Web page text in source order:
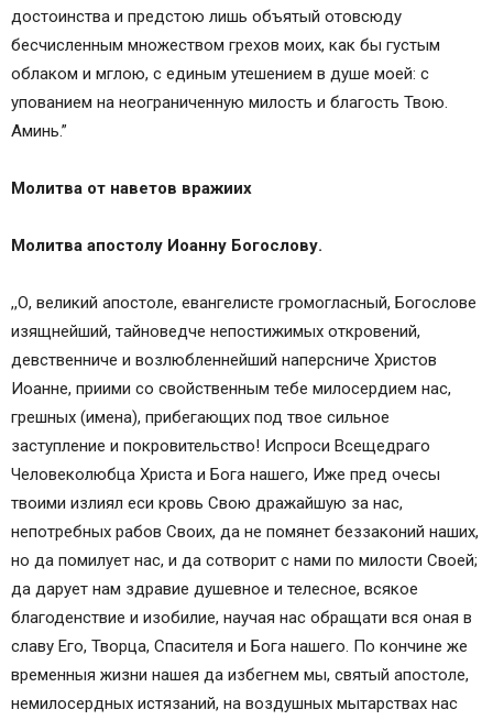
достоинства и предстою лишь объятый отовсюду
бесчисленным множеством грехов моих, как бы густым
облаком и мглою, с единым утешением в душе моей: с
упованием на неограниченную милость и благость Твою.
Аминь.”
Молитва от наветов вражиих
Молитва апостолу Иоанну Богослову.
,,О, великий апостоле, евангелисте громогласный, Богослове
изящнейший, тайноведче непостижимых откровений,
девственниче и возлюбленнейший наперсниче Христов
Иоанне, приими со свойственным тебе милосердием нас,
грешных (имена), прибегающих под твое сильное
заступление и покровительство! Испроси Всещедраго
Человеколюбца Христа и Бога нашего, Иже пред очесы
твоими излиял еси кровь Свою дражайшую за нас,
непотребных рабов Своих, да не помянет беззаконий наших,
но да помилует нас, и да сотворит с нами по милости Своей;
да дарует нам здравие душевное и телесное, всякое
благоденствие и изобилие, научая нас обращати вся оная в
славу Его, Творца, Спасителя и Бога нашего. По кончине же
временныя жизни нашея да избегнем мы, святый апостоле,
немилосердных истязаний, на воздушных мытарствах нас